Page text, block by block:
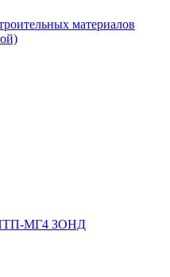
материалов
ИТП-МГ4 ЗОНД